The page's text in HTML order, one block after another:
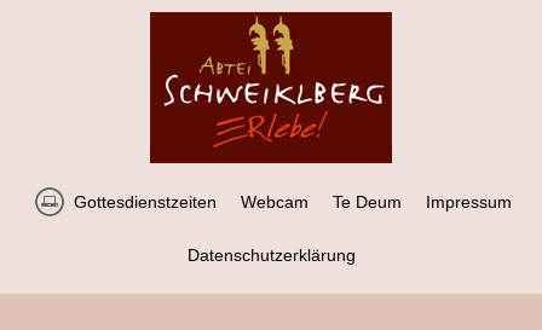
Gottesdienstzeiten Webcam Te Deum Impressum
Datenschutzerklärung